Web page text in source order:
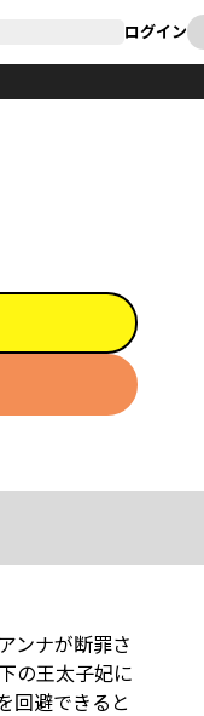
ログイン
ンナが断罪さ
の王太子妃に
回避できると